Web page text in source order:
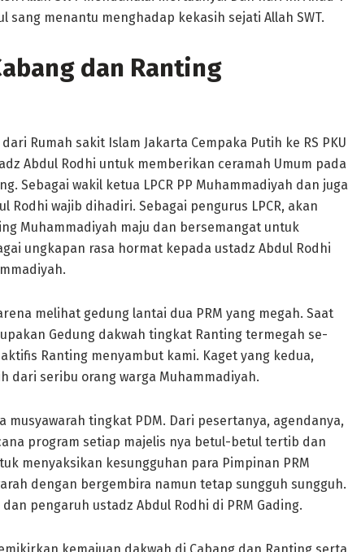
sang menantu menghadap kekasih sejati Allah SWT.
dan Ranting
Rumah sakit Islam Jakarta Cempaka Putih ke RS PKU
Abdul Rodhi untuk memberikan ceramah Umum pada
Sebagai wakil ketua LPCR PP Muhammadiyah dan juga
wajib dihadiri. Sebagai pengurus LPCR, akan
Muhammadiyah maju dan bersemangat untuk
ungkapan rasa hormat kepada ustadz Abdul Rodhi
melihat gedung lantai dua PRM yang megah. Saat
Gedung dakwah tingkat Ranting termegah se-
Ranting menyambut kami. Kaget yang kedua,
dari seribu orang warga Muhammadiyah.
musyawarah tingkat PDM. Dari pesertanya, agendanya,
program setiap majelis nya betul-betul tertib dan
menyaksikan kesungguhan para Pimpinan PRM
dengan bergembira namun tetap sungguh sungguh.
pengaruh ustadz Abdul Rodhi di PRM Gading.